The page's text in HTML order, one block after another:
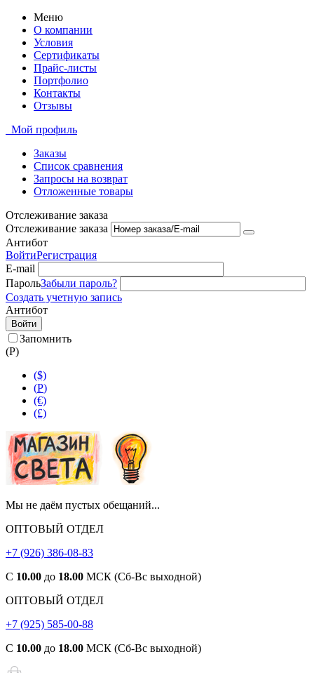
Меню
О компании
Условия
Сертификаты
Прайс-листы
Портфолио
Контакты
Отзывы
Мой профиль
Заказы
Список сравнения
Запросы на возврат
Отложенные товары
Отслеживание заказа
Отслеживание заказа
Антибот
ВойтиРегистрация
E-mail
ПарольЗабыли пароль?
Создать учетную запись
Антибот
Войти
Запомнить
(Р)
($)
(Р)
(€)
(£)
Мы не даём пустых обещаний...
ОПТОВЫЙ ОТДЕЛ
+7 (926) 386-08-83
С 10.00 до 18.00 МСК (Сб-Вс выходной)
ОПТОВЫЙ ОТДЕЛ
+7 (925) 585-00-88
С 10.00 до 18.00 МСК (Сб-Вс выходной)